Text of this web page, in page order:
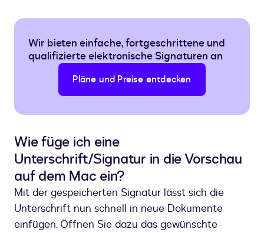
Wir bieten einfache, fortgeschrittene und
qualifizierte elektronische Signaturen an
Pläne und Preise entdecken
Wie füge ich eine
Unterschrift/Signatur in die Vorschau
auf dem Mac ein?
Mit der gespeicherten Signatur lässt sich die
Unterschrift nun schnell in neue Dokumente
einfügen. Öffnen Sie dazu das gewünschte